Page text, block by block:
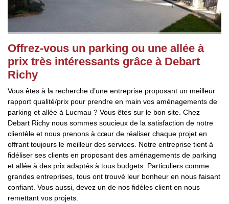
Offrez-vous un parking ou une allée à
prix très intéressants grâce à Debart
Richy
Vous êtes à la recherche d’une entreprise proposant un meilleur
rapport qualité/prix pour prendre en main vos aménagements de
parking et allée à Lucmau ? Vous êtes sur le bon site. Chez
Debart Richy nous sommes soucieux de la satisfaction de notre
clientèle et nous prenons à cœur de réaliser chaque projet en
offrant toujours le meilleur des services. Notre entreprise tient à
fidéliser ses clients en proposant des aménagements de parking
et allée à des prix adaptés à tous budgets. Particuliers comme
grandes entreprises, tous ont trouvé leur bonheur en nous faisant
confiant. Vous aussi, devez un de nos fidèles client en nous
remettant vos projets.